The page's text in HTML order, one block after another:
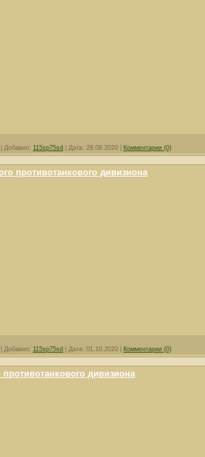
Добавил: 115sp75sd Дата: 28.08.2020 Комментарии (0)
противотанкового дивизиона
Добавил: 115sp75sd Дата: 01.10.2020 Комментарии (0)
дивизиона